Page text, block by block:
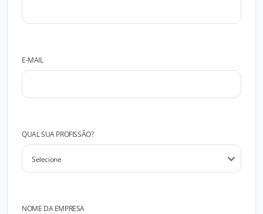
E-MAIL
QUAL SUA PROFISSÃO?
NOME DA EMPRESA